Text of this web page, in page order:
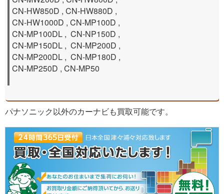
CN-HW850D , CN-HW880D ,
CN-HW1000D , CN-MP100D ,
CN-MP100DL , CN-NP150D ,
CN-MP150DL , CN-MP200D ,
CN-MP200DL , CN-MP180D ,
CN-MP250D , CN-MP50
パナソニック以外のカーナビも買取可能です。